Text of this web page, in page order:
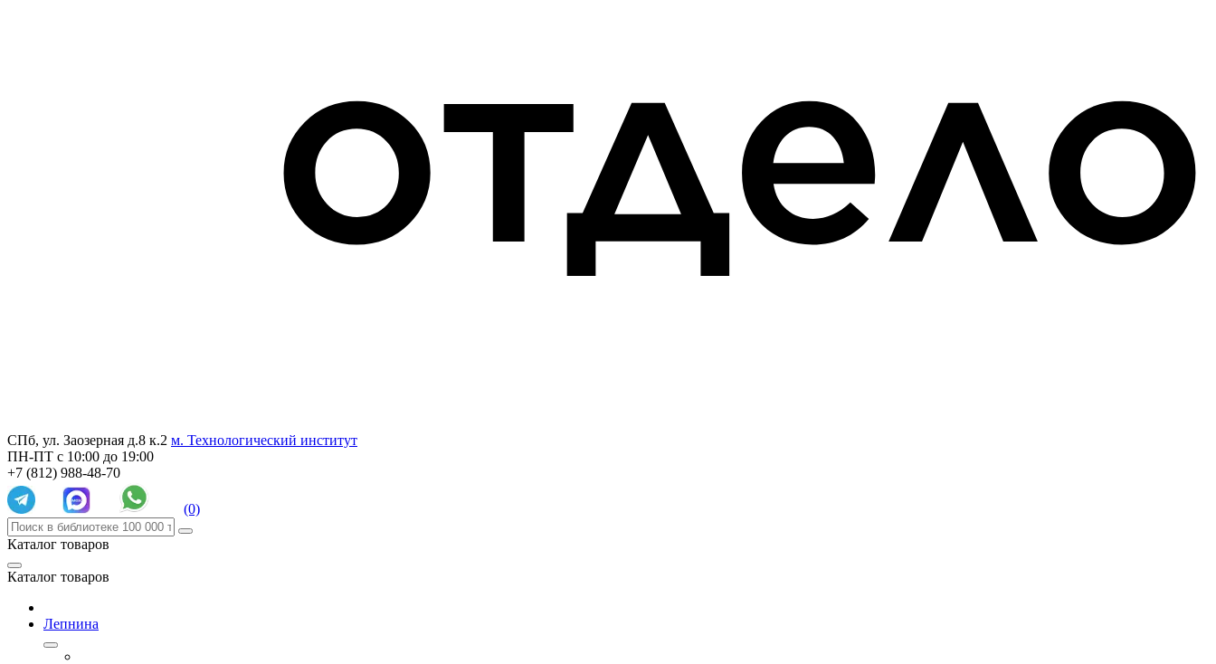
СПб, ул. Заозерная д.8 к.2 м. Технологический институт
ПН-ПТ с 10:00 до 19:00
+7 (812) 988-48-70
(0)
Каталог товаров
Каталог товаров
Лепнина